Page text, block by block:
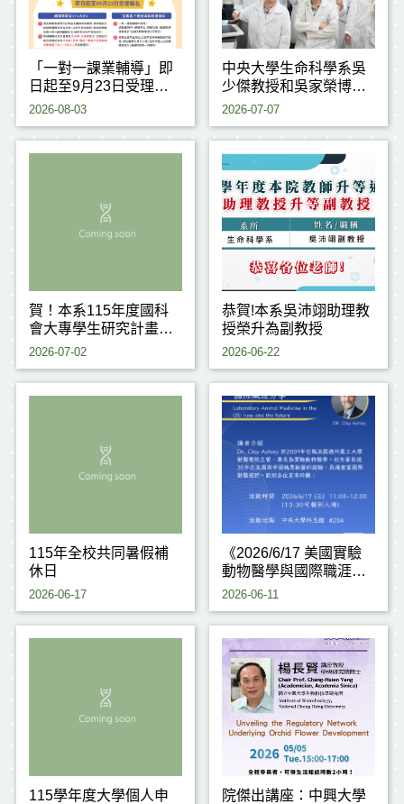
「一對一課業輔導」即
日起至9月23日受理申
請
2026-08-03
中央大學生命科學系吳
少傑教授和吳家榮博士
研究團隊，成功揭開植
關鍵機制，研究成果刊
登於國際期刊《Journal
of Experimental
Botany》
2026-07-07
賀！本系115年度國科
會大專學生研究計畫通
過6件！
2026-07-02
恭賀!本系吳沛翊助理教
授榮升為副教授
2026-06-22
115年全校共同暑假補
休日
2026-06-17
《2026/6/17 美國實驗
動物醫學與國際職涯分
享》
2026-06-11
115學年度大學個人申
院傑出講座：中興大學